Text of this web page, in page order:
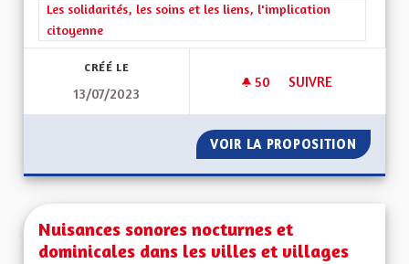
Filtrer les résultats de la catégorie : Les solidarités, les soins
Les solidarités, les soins et les liens, l'implication
citoyenne
CRÉÉ LE
13/07/2023
50 50 ABONNÉS
SUIVRE
VOIR LA PROPOSITION
Nuisances sonores nocturnes et
dominicales dans les villes et villages